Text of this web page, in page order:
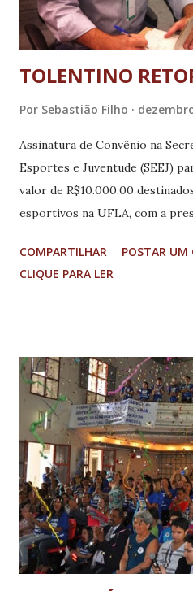
TOLENTINO
Por Sebastião Filho
Assinatura de Convênio na
Esportes e Juventude (SEEJ)
valor de R$10.000,00
esportivos na UFLA, com a
deputado estadual Fabiano
se filia ao Partido Popular
cenário político, porque
ideológicas quanto coerência
negociações com o PPS já
tempo, inclusive com outros
do parlamentar. “Estamos
como deputado estadual, mas
para fazer o melhor. Acredito
de outros partidos sejam
COMPARTILHAR
POSTAR UM
CLIQUE PARA LER